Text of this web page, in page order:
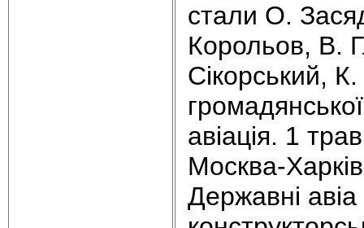
стали О.
Корольов, В.
Сікорський, К.
авіація. 1
Москва-
Державні